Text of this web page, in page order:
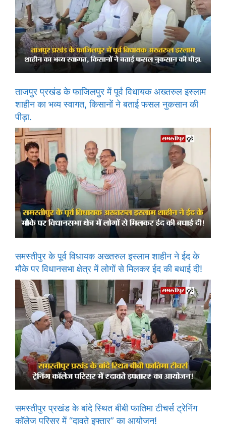
ताजपुर प्रखंड के फाजिलपुर में पूर्व विधायक अख्तरुल इस्लाम
शाहीन का भव्य स्वागत, किसानों ने बताई फसल नुकसान की
पीड़ा.
समस्तीपुर के पूर्व विधायक अख्तरुल इस्लाम शाहीन ने ईद के
मौके पर विधानसभा क्षेत्र में लोगों से मिलकर ईद की बधाई दी!
समस्तीपुर प्रखंड के बांदे स्थित बीबी फातिमा टीचर्स ट्रेनिंग
कॉलेज परिसर में “दावते इफ्तार” का आयोजन!